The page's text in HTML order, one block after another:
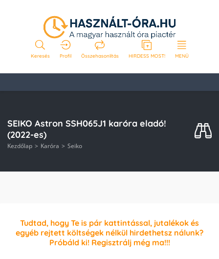
Keresés Profil Összehasonlítás HIRDESS MOST! MENÜ
SEIKO Astron SSH065J1 karóra eladó!
(2022-es)
Kezdőlap Karóra Seiko
Tudtad, hogy Te is pár kattintással, jutalékok és
egyéb rejtett költségek nélkül hirdethetsz nálunk?
Próbáld ki! Regisztrálj még ma!!!